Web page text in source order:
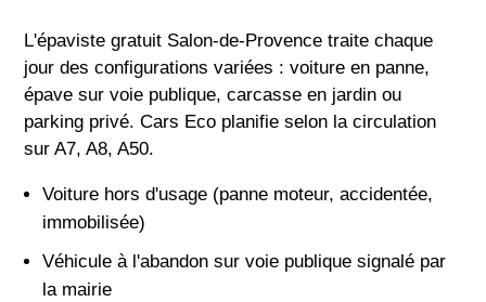
L'épaviste gratuit Salon-de-Provence traite chaque
jour des configurations variées : voiture en panne,
épave sur voie publique, carcasse en jardin ou
parking privé. Cars Eco planifie selon la circulation
sur A7, A8, A50.
Voiture hors d'usage (panne moteur, accidentée,
immobilisée)
Véhicule à l'abandon sur voie publique signalé par
la mairie